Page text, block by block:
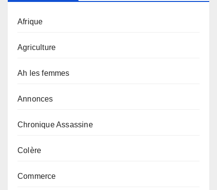
Afrique
Agriculture
Ah les femmes
Annonces
Chronique Assassine
Colère
Commerce